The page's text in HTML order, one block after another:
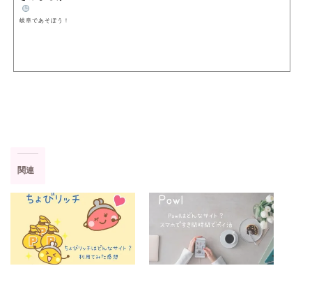
岐阜であそぼう！
関連